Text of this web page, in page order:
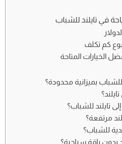
في تايلند للشباب
كم تكلف
الخيارات المتاحة
بميزانية محدودة؟
تايلند للشباب؟
مرتفعة؟
للشباب؟
بدون باقة سياحية؟